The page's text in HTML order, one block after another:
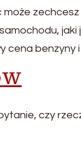
może
cena benzyny
czy